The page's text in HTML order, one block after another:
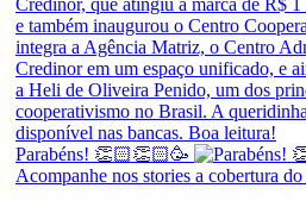
Parabéns! 👏🏻👏🏻🥳
Acompanhe nos stories a cobertura